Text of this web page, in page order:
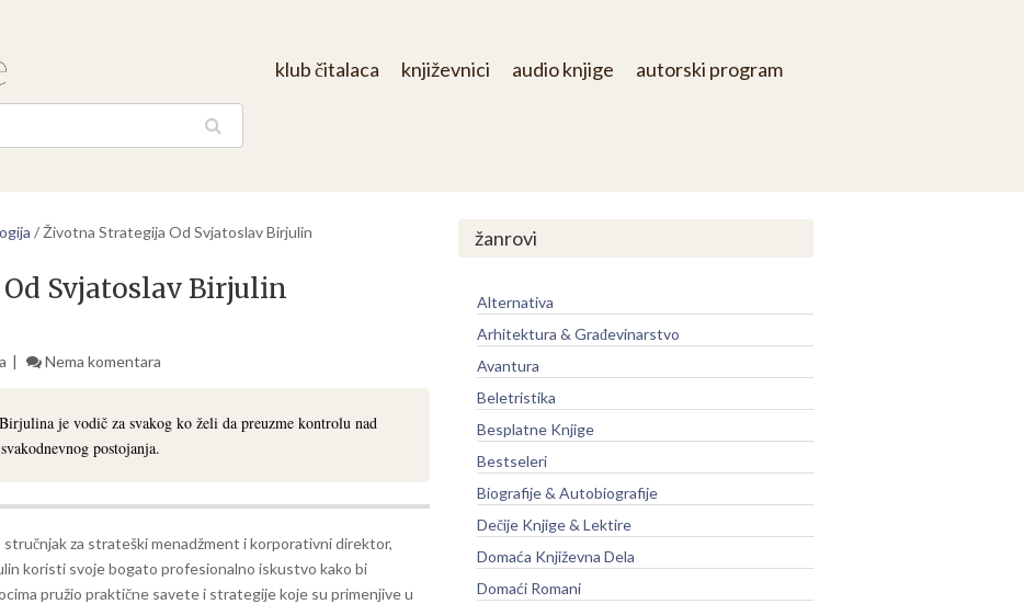
klub čitalaca književnici audio knjige autorski program
/ Životna Strategija Od Svjatoslav Birjulin
Svjatoslav Birjulin
Nema komentara
je vodič za svakog ko želi da preuzme kontrolu nad
postojanja.
stručnjak za strateški menadžment i korporativni direktor,
koristi svoje bogato profesionalno iskustvo kako bi
pružio praktične savete i strategije koje su primenjive u
žanrovi
Alternativa
Arhitektura & Građevinarstvo
Avantura
Beletristika
Besplatne Knjige
Bestseleri
Biografije & Autobiografije
Dečije Knjige & Lektire
Domaća Književna Dela
Domaći Romani